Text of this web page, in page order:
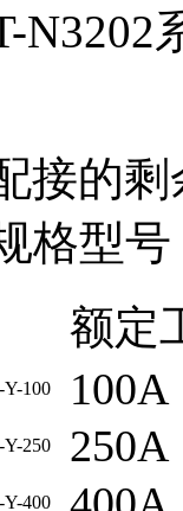
的剩
格型号
额定
100 100A
250 250A
400